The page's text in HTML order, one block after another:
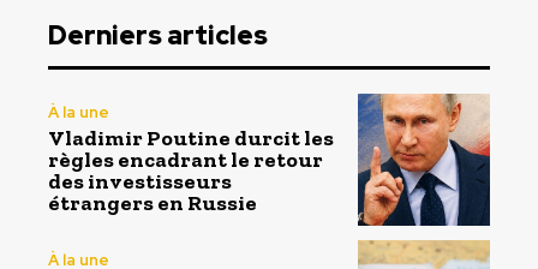
Derniers articles
À la une
Vladimir Poutine durcit les
règles encadrant le retour
des investisseurs
étrangers en Russie
À la une